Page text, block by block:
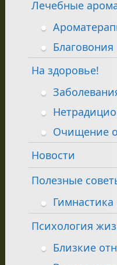
Лечебные
Благовония
На здоровье!
Очищение
Новости
Полезные
Психология
Близкие